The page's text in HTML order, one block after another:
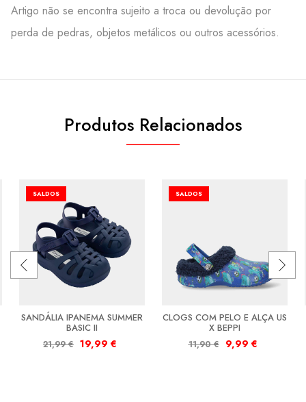
Artigo não se encontra sujeito a troca ou devolução por
perda de pedras, objetos metálicos ou outros acessórios.
Produtos Relacionados
SALDOS
SANDÁLIA IPANEMA SUMMER
BASIC II
21,99€ 19,99 €
SALDOS
CLOGS COM PELO E ALÇA US
X BEPPI
11,90€ 9,99 €